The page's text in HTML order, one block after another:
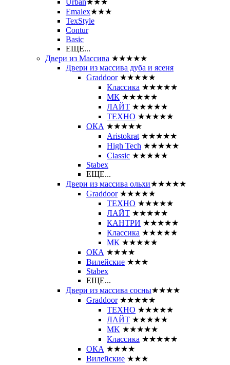
Emalex★★★
TexStyle
Contur
Basic
ЕЩЕ...
Двери из Массива ★★★★★
Двери из массива дуба и ясеня
Graddoor ★★★★★
Классика ★★★★★
МК ★★★★★
ЛАЙТ ★★★★★
ТЕХНО ★★★★★
ОКА ★★★★★
Aristokrat ★★★★★
High Tech ★★★★★
Classic ★★★★★
Stabex
ЕЩЕ...
Двери из массива ольхи★★★★★
Graddoor ★★★★★
ТЕХНО ★★★★★
ЛАЙТ ★★★★★
КАНТРИ ★★★★★
Классика ★★★★★
МК ★★★★★
ОКА ★★★★
Вилейские ★★★
Stabex
ЕЩЕ...
Двери из массива сосны★★★★
Graddoor ★★★★★
ТЕХНО ★★★★★
ЛАЙТ ★★★★★
MK ★★★★★
Классика ★★★★★
ОКА ★★★★
Вилейские ★★★